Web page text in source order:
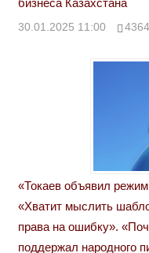
30.01.2025 11:00
«Токаев объявил
«Хватит мыслить
права на ошибку».
поддержал народного